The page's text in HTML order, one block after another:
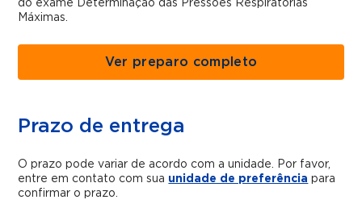
do exame Determinação das Pressões Respiratórias
Máximas.
Ver preparo completo
Prazo de entrega
O prazo pode variar de acordo com a unidade. Por favor,
entre em contato com sua unidade de preferência para
confirmar o prazo.